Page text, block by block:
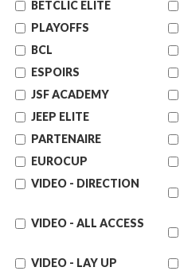
BETCLIC ELITE
PLAYOFFS
BCL
ESPOIRS
JSF ACADEMY
JEEP ELITE
PARTENAIRE
EUROCUP
VIDEO - DIRECTION
VIDEO - ALL ACCESS
VIDEO - LAY UP